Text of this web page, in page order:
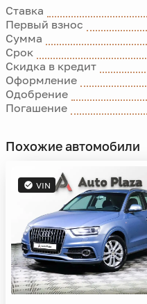
Ставка
Первый взнос
Сумма
Срок
Скидка в кредит
Оформление
Одобрение
Погашение
Похожие автомобили
VIN